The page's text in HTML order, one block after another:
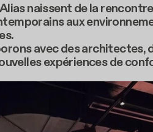
naissent de la
aux
avec des architectes,
expériences de